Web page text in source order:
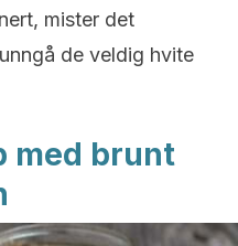
mister det
de veldig hvite
med brunt